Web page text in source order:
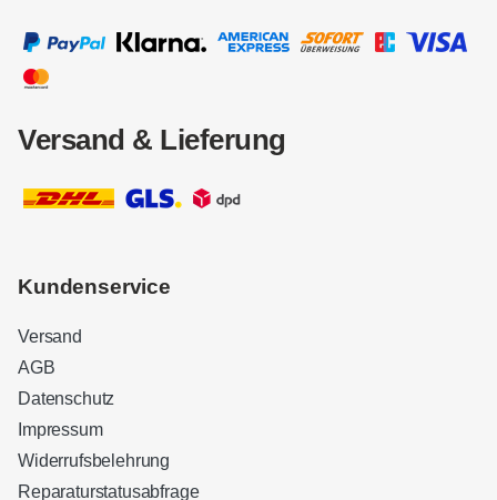
Versand & Lieferung
Kundenservice
Versand
AGB
Datenschutz
Impressum
Widerrufsbelehrung
Reparaturstatusabfrage